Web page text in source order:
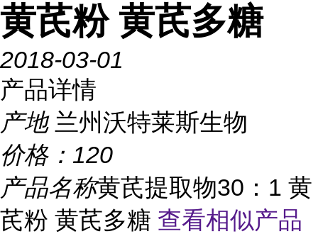
黄芪粉 黄芪多糖
2018-03-01
产品详情
产地 兰州沃特莱斯生物
价格： 120
产品名称黄芪提取物30：1 黄
芪粉 黄芪多糖 查看相似产品